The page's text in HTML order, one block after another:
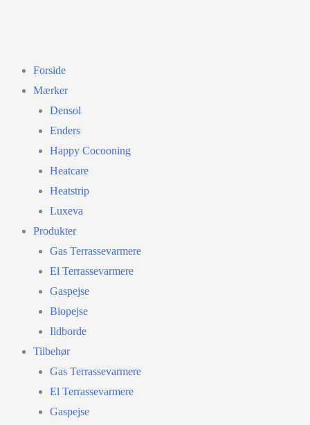
Forside
Mærker
Densol
Enders
Happy Cocooning
Heatcare
Heatstrip
Luxeva
Produkter
Gas Terrassevarmere
El Terrassevarmere
Gaspejse
Biopejse
Ildborde
Tilbehør
Gas Terrassevarmere
El Terrassevarmere
Gaspejse